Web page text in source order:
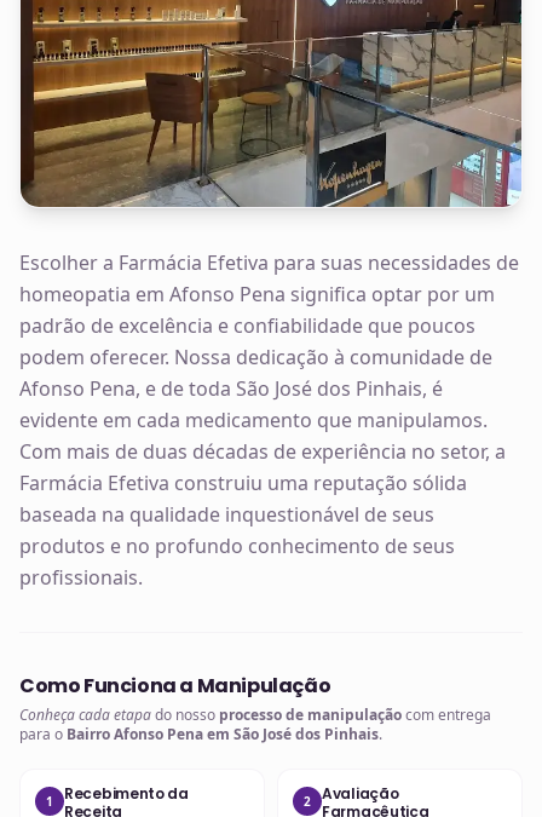
Escolher a Farmácia Efetiva para suas necessidades de
homeopatia em Afonso Pena significa optar por um
padrão de excelência e confiabilidade que poucos
podem oferecer. Nossa dedicação à comunidade de
Afonso Pena, e de toda São José dos Pinhais, é
evidente em cada medicamento que manipulamos.
Com mais de duas décadas de experiência no setor, a
Farmácia Efetiva construiu uma reputação sólida
baseada na qualidade inquestionável de seus
produtos e no profundo conhecimento de seus
profissionais.
Como Funciona a Manipulação
Conheça cada etapado nosso processo de manipulaçãocom entrega
para o Bairro Afonso Pena em São José dos Pinhais.
1
Recebimento da
Receita
2
Avaliação
Farmacêutica